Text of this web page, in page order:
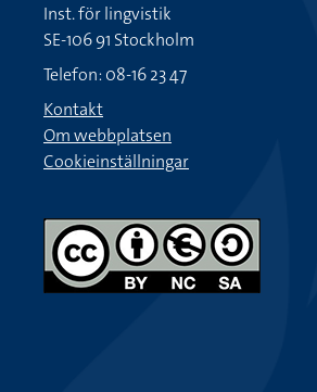
Inst. för lingvistik
SE-106 91 Stockholm
Telefon: 08-16 23 47
Kontakt
Om webbplatsen
Cookieinställningar